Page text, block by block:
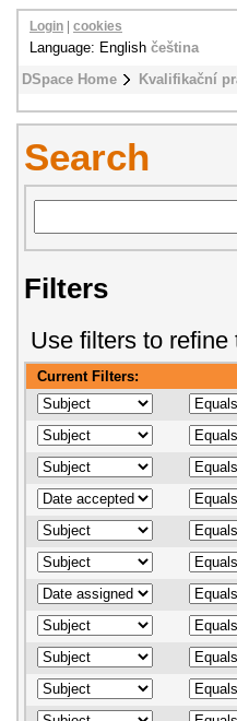
DSpace Home Kvalifikační
Login cookies
Language: English čeština
Search
Filters
Use filters to
Current Filters: